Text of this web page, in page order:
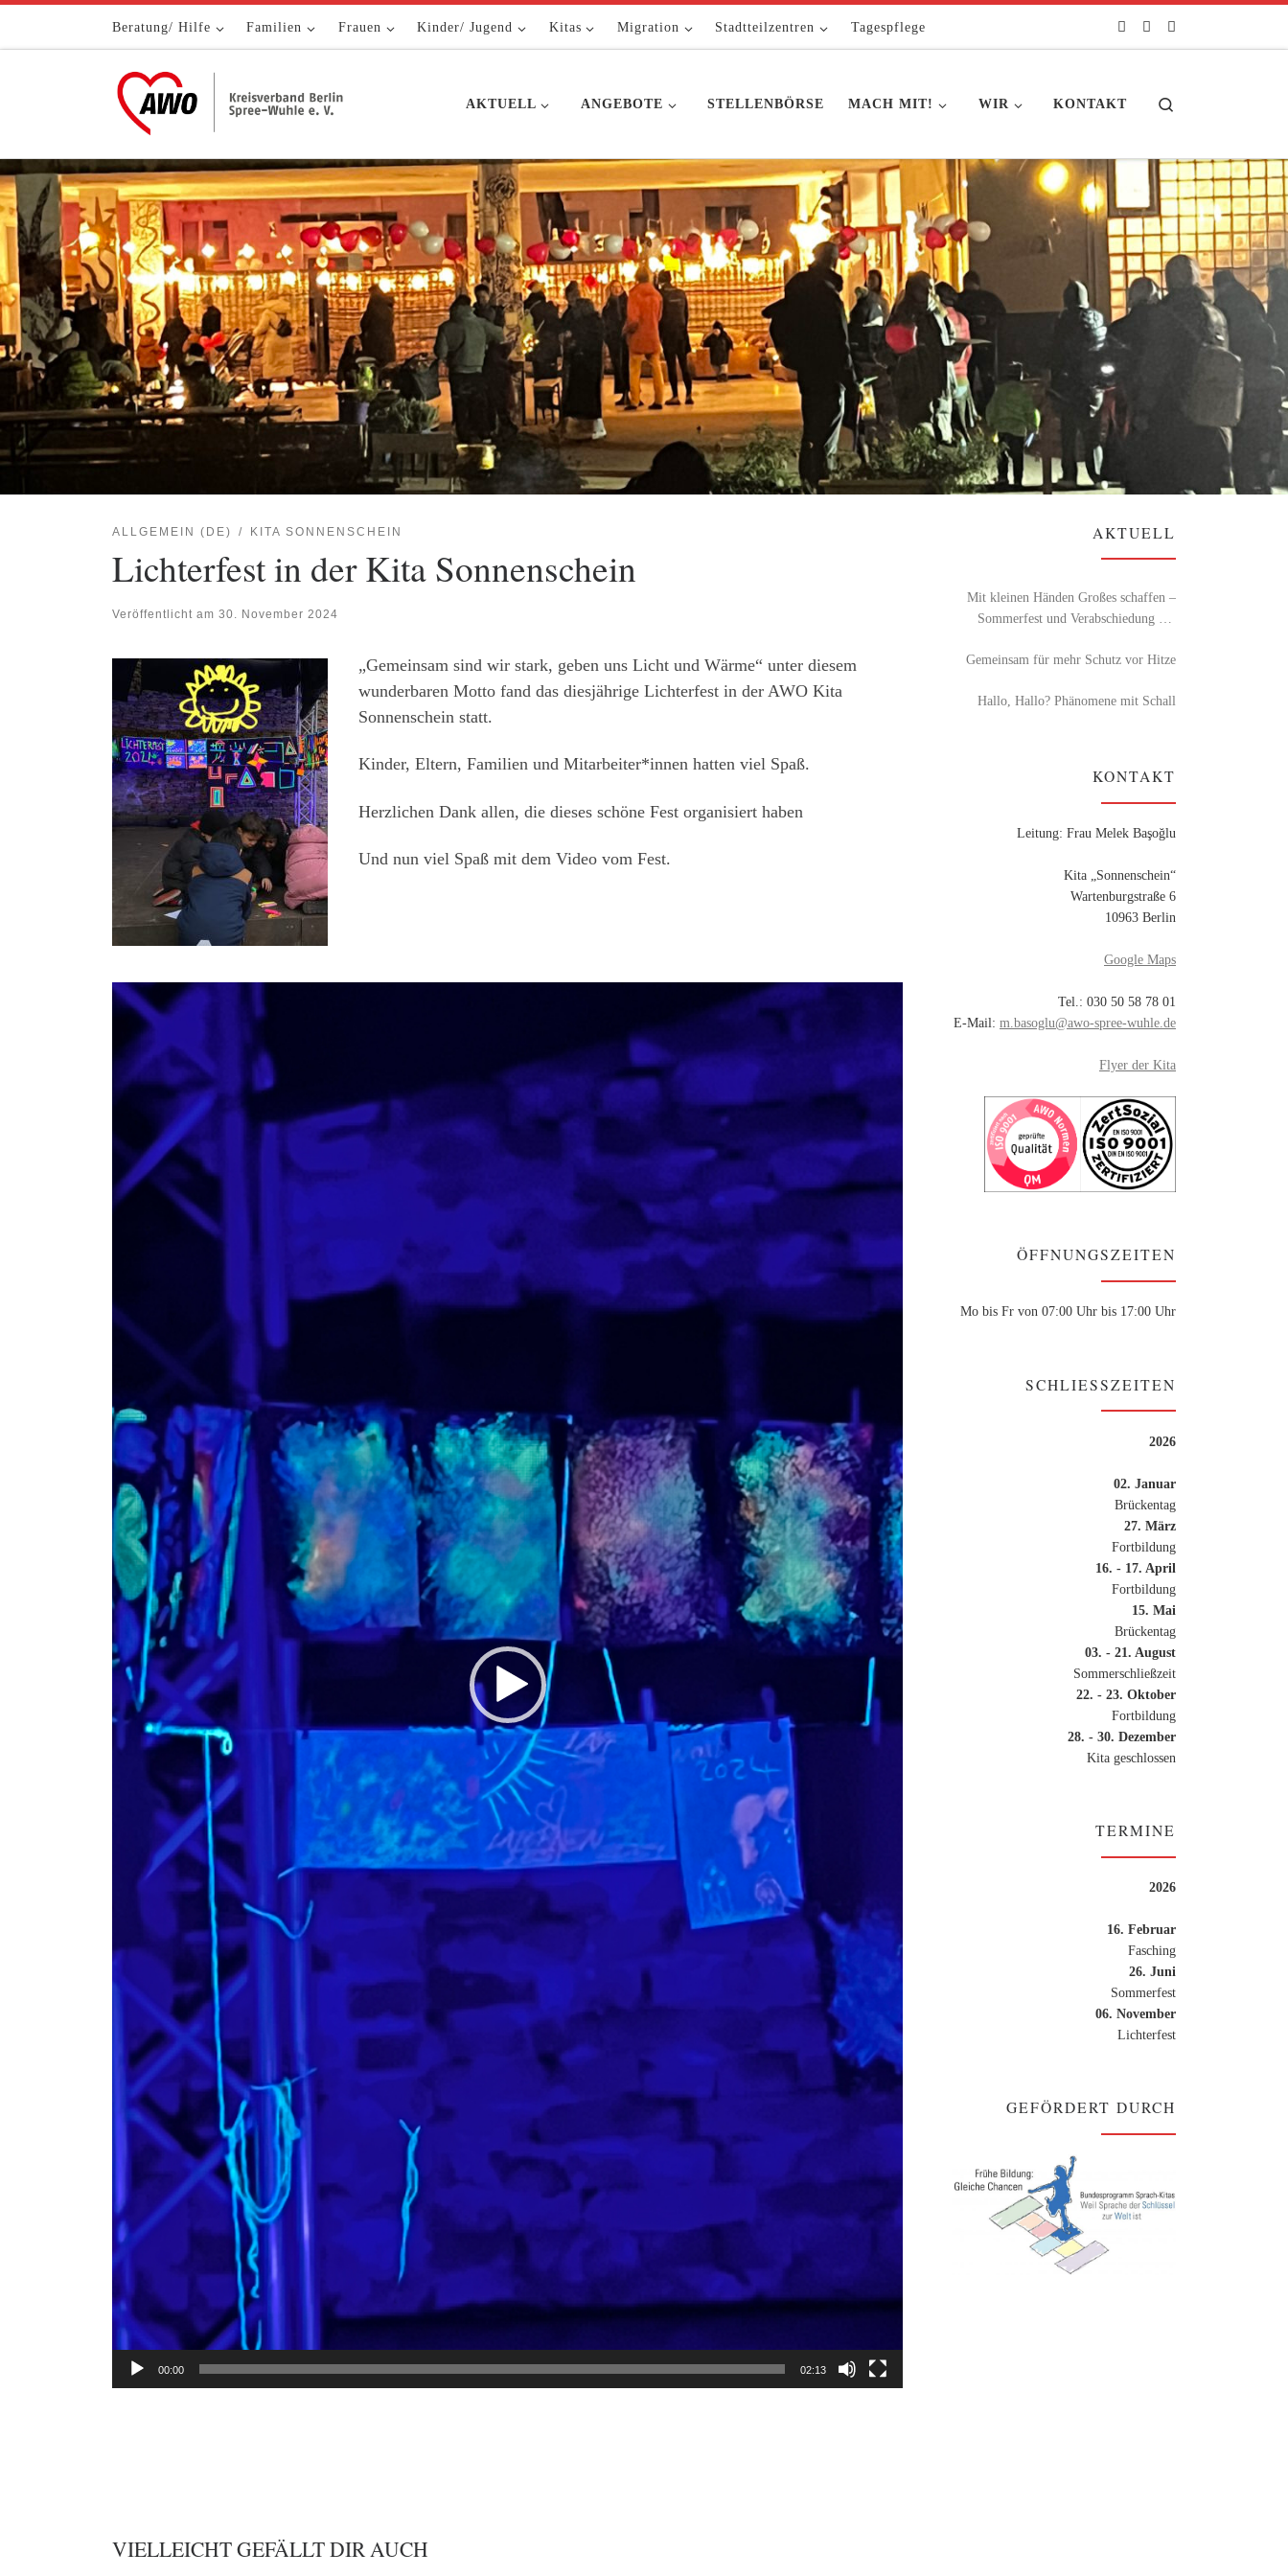
Zum Inhalt springenBeratung/ Hilfe Familien Frauen Kinder/ Jugend Kitas Migration Stadtteilzentren Tagespflege
AKTUELL ANGEBOTE STELLENBÖRSE MACH MIT! WIR KONTAKT
ALLGEMEIN (DE) KITA SONNENSCHEIN
Lichterfest in der Kita Sonnenschein
Veröffentlicht am 30. November 2024
„Gemeinsam sind wir stark, geben uns Licht und Wärme“ unter diesem
wunderbaren Motto fand das diesjährige Lichterfest in der AWO Kita
Sonnenschein statt.
Kinder, Eltern, Familien und Mitarbeiter*innen hatten viel Spaß.
Herzlichen Dank allen, die dieses schöne Fest organisiert haben
Und nun viel Spaß mit dem Video vom Fest.
Video-
Player
00:00 02:13
VIELLEICHT GEFÄLLT DIR AUCH
AKTUELL
Mit kleinen Händen Großes schaffen –
Sommerfest und Verabschiedung der
Gemeinsam für mehr Schutz vor Hitze
Hallo, Hallo? Phänomene mit Schall
KONTAKT
Leitung: Frau Melek Başoğlu
Kita „Sonnenschein“
Wartenburgstraße 6
10963 Berlin
Google Maps
Tel.: 030 50 58 78 01
E-Mail: m.basoglu@awo-spree-wuhle.de
Flyer der Kita
ÖFFNUNGSZEITEN
Mo bis Fr von 07:00 Uhr bis 17:00 Uhr
SCHLIESSZEITEN
2026
02. Januar
Brückentag
27. März
Fortbildung
16. - 17. April
Fortbildung
15. Mai
Brückentag
03. - 21. August
Sommerschließzeit
22. - 23. Oktober
Fortbildung
28. - 30. Dezember
Kita geschlossen
TERMINE
2026
16. Februar
Fasching
26. Juni
Sommerfest
06. November
Lichterfest
GEFÖRDERT DURCH